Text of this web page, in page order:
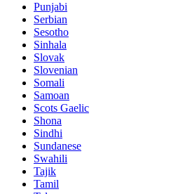
Punjabi
Serbian
Sesotho
Sinhala
Slovak
Slovenian
Somali
Samoan
Scots Gaelic
Shona
Sindhi
Sundanese
Swahili
Tajik
Tamil